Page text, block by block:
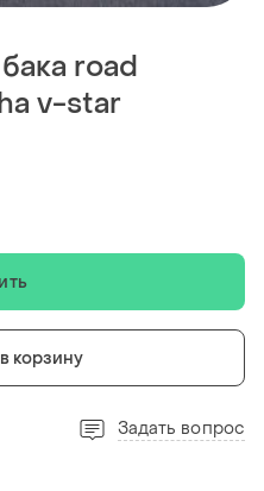
road
v-star
корзину
Задать вопрос